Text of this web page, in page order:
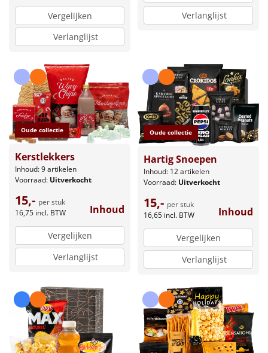
Vergelijken
Verlanglijst
Verlanglijst
Oude collectie
Kerstlekkers
Inhoud: 9 artikelen
Voorraad: Uitverkocht
15,- per stuk
16,75 incl. BTW Inhoud
Vergelijken
Verlanglijst
Oude collectie
Hartig Snoepen
Inhoud: 12 artikelen
Voorraad: Uitverkocht
15,- per stuk
16,65 incl. BTW Inhoud
Vergelijken
Verlanglijst